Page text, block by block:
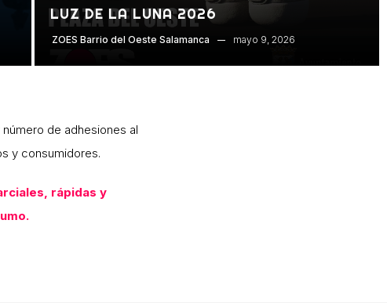
LUZ DE LA LUNA 2026
ZOES Barrio del Oeste Salamanca mayo 9, 2026
de adhesiones al
y consumidores.
rápidas y